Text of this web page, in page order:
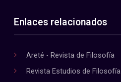
Enlaces relacionados
Areté - Revista de Filosofía
Revista Estudios de Filosofía